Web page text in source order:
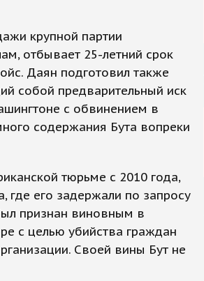
крупной партии
отбывает 25-летний срок
Даян подготовил также
собой предварительный иск
с обвинением в
содержания Бута вопреки
тюрьме с 2010 года,
где его задержали по запросу
признан виновным в
с целью убийства граждан
Своей вины Бут не